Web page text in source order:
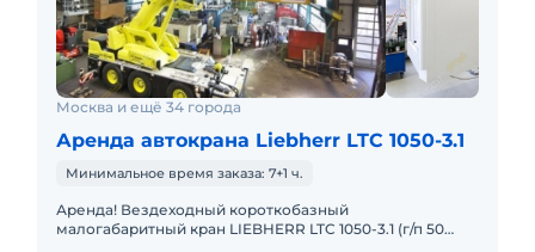
Москва и ещё 34 города
Аренда автокрана Liebherr LTC 1050-3.1
Минимальное время заказа: 7+1 ч.
Аренда! Вездеходный короткобазный
малогабаритный кран LIEBHERR LTC 1050-3.1 (г/п 50